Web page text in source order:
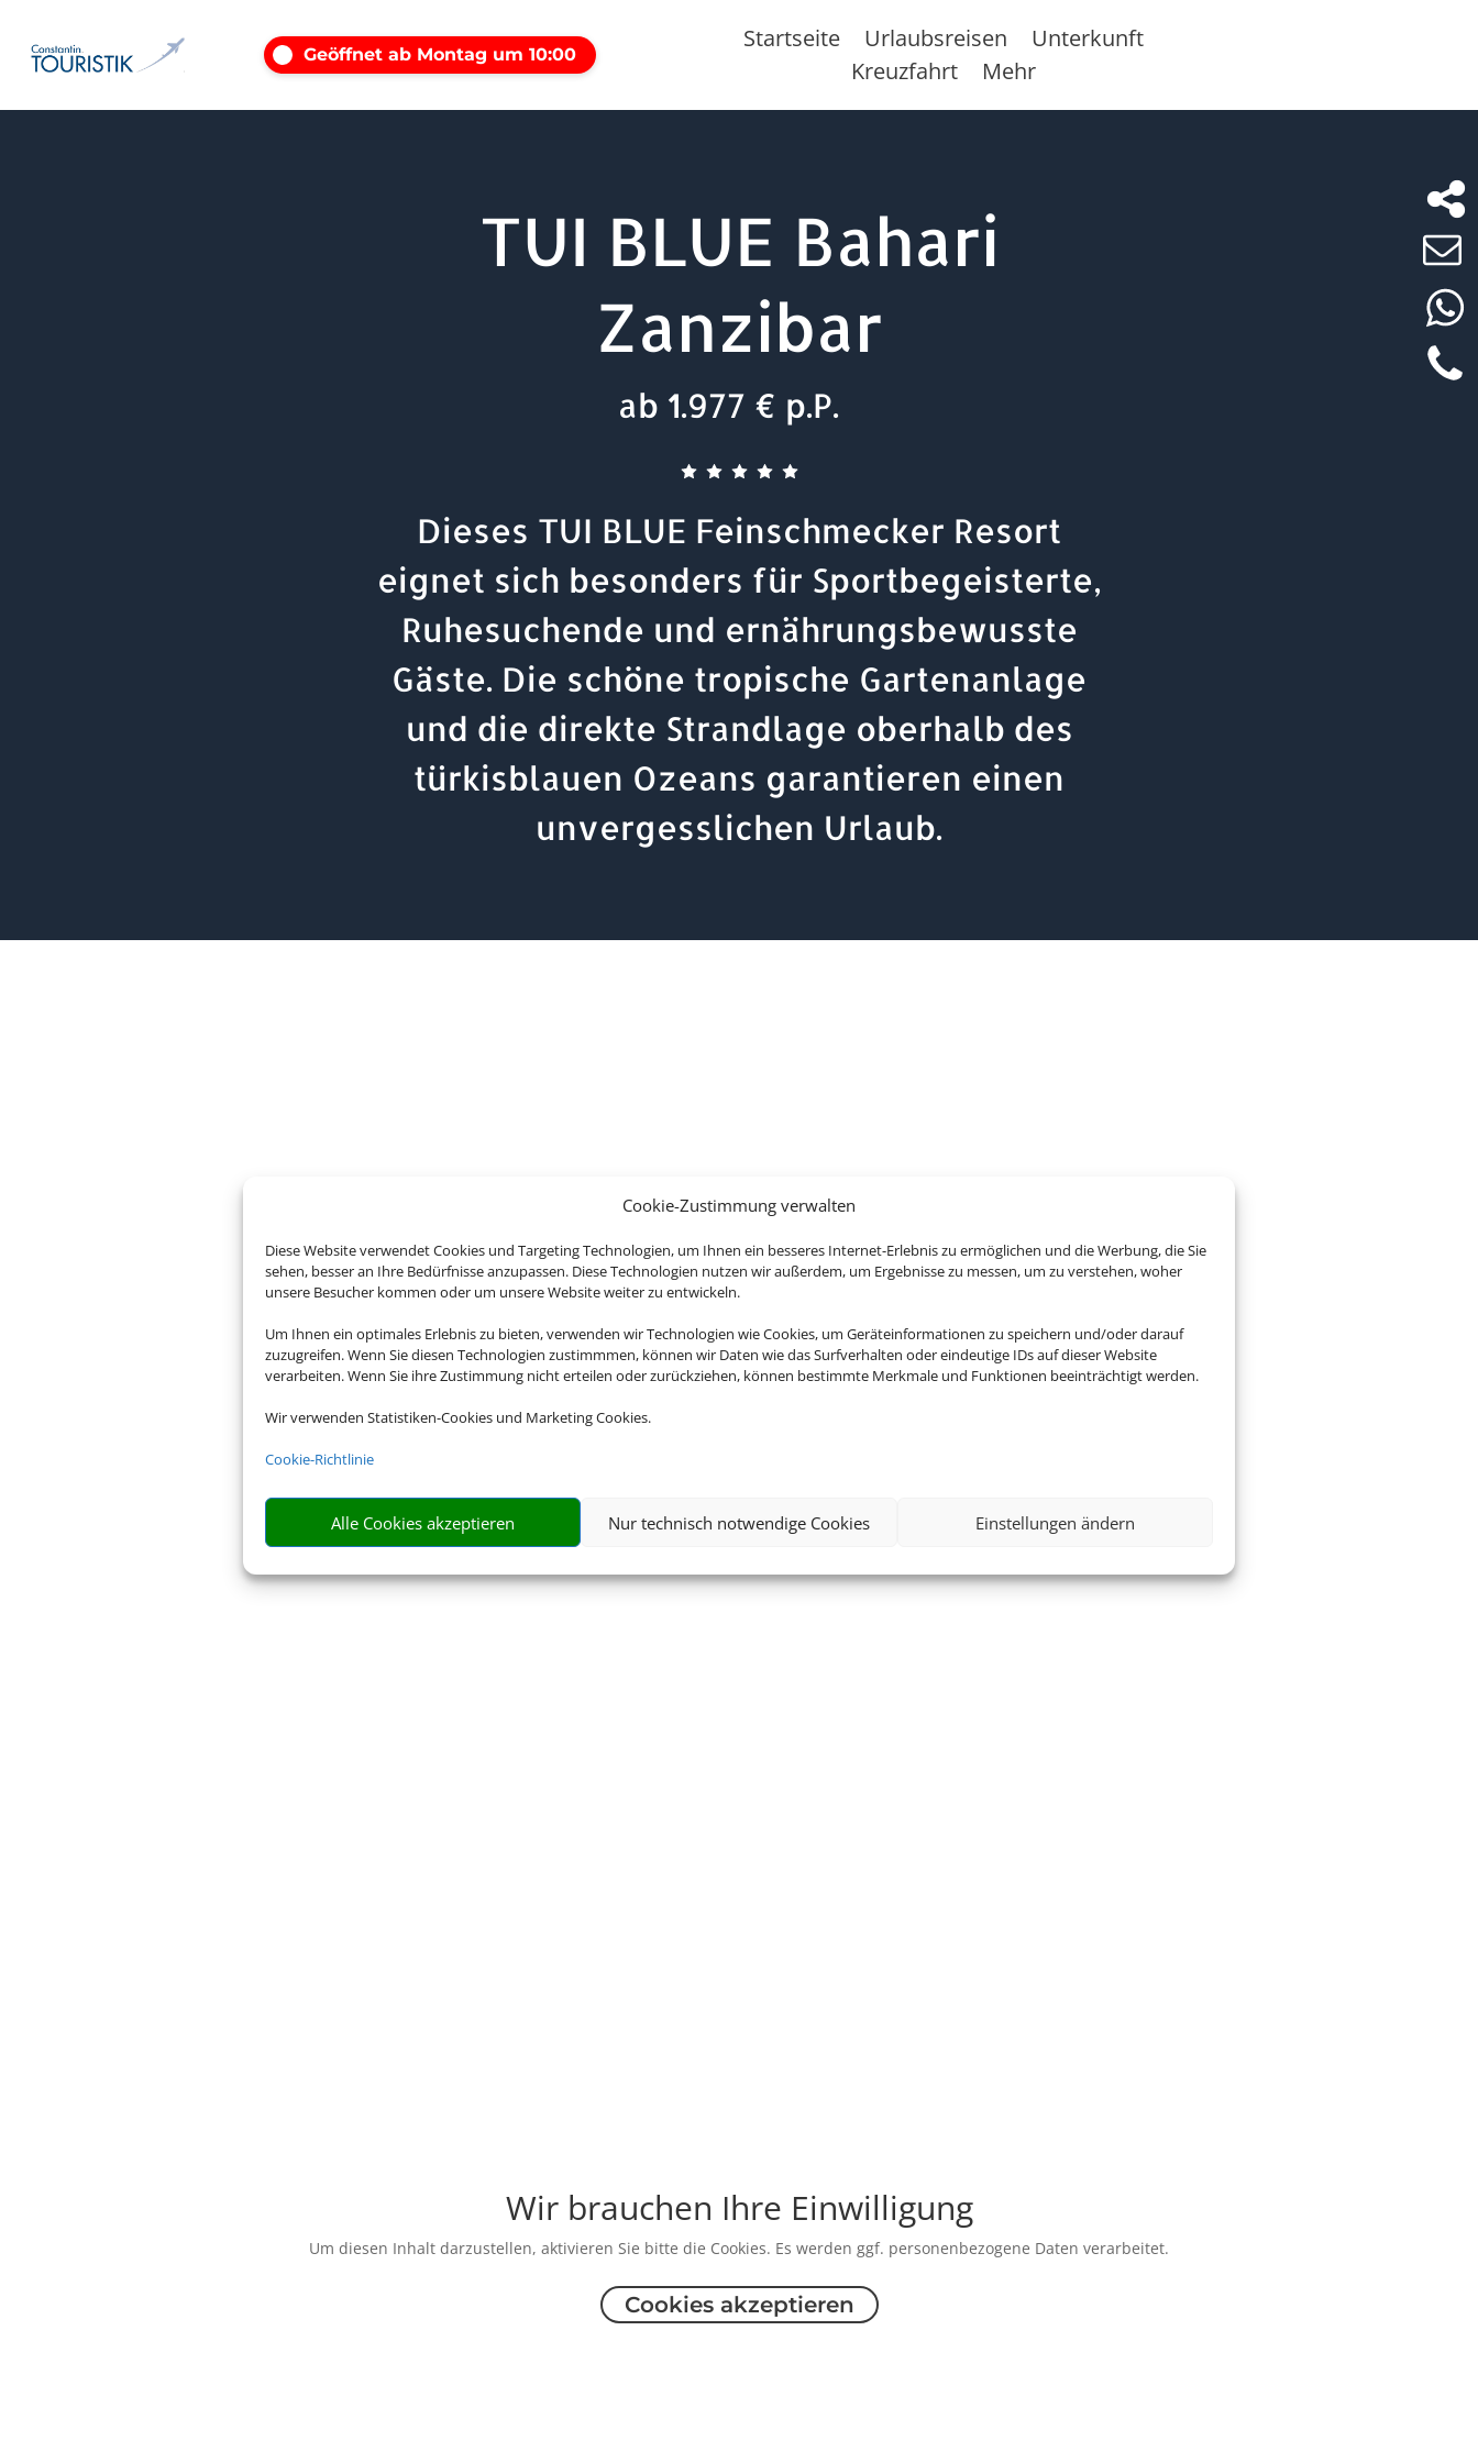
Cookie-Zustimmung verwalten
Diese Website verwendet Cookies und Targeting Technologien, um Ihnen ein besseres Internet-Erlebnis zu ermöglichen und die Werbung, die Sie
sehen, besser an Ihre Bedürfnisse anzupassen. Diese Technologien nutzen wir außerdem, um Ergebnisse zu messen, um zu verstehen, woher
unsere Besucher kommen oder um unsere Website weiter zu entwickeln.
Um Ihnen ein optimales Erlebnis zu bieten, verwenden wir Technologien wie Cookies, um Geräteinformationen zu speichern und/oder darauf
zuzugreifen. Wenn Sie diesen Technologien zustimmmen, können wir Daten wie das Surfverhalten oder eindeutige IDs auf dieser Website
verarbeiten. Wenn Sie ihre Zustimmung nicht erteilen oder zurückziehen, können bestimmte Merkmale und Funktionen beeinträchtigt werden.
Wir verwenden Statistiken-Cookies und Marketing Cookies.
Cookie-Richtlinie
Alle Cookies akzeptieren Nur technisch notwendige Cookies Einstellungen ändern
Geöffnet ab Montag um 10:00
Startseite Urlaubsreisen
Unterkunft
Kreuzfahrt
Mehr
TUI BLUE Bahari
Zanzibar
ab 1.977 € p.P.
Dieses TUI BLUE Feinschmecker Resort
eignet sich besonders für Sportbegeisterte,
Ruhesuchende und ernährungsbewusste
Gäste. Die schöne tropische Gartenanlage
und die direkte Strandlage oberhalb des
türkisblauen Ozeans garantieren einen
unvergesslichen Urlaub.
Wir brauchen Ihre Einwilligung
Um diesen Inhalt darzustellen, aktivieren Sie bitte die Cookies. Es werden ggf. personenbezogene Daten verarbeitet.
Cookies akzeptieren